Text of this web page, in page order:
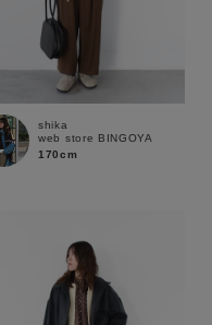
shika
web store BINGOYA
170cm